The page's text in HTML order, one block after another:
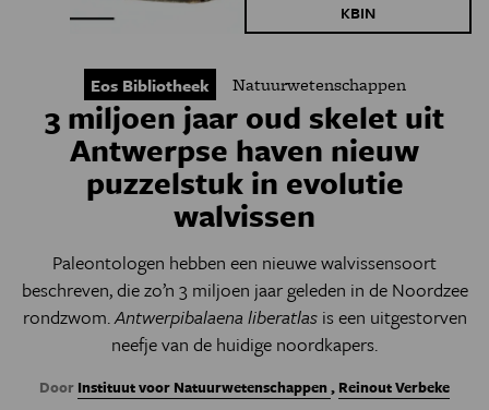
KBIN
Eos Bibliotheek Natuurwetenschappen
3 miljoen jaar oud skelet uit
Antwerpse haven nieuw
puzzelstuk in evolutie
walvissen
Paleontologen hebben een nieuwe walvissensoort
beschreven, die zo’n 3 miljoen jaar geleden in de Noordzee
rondzwom.Antwerpibalaena liberatlasis een uitgestorven
neefje van de huidige noordkapers.
Door Instituut voor Natuurwetenschappen, Reinout Verbeke